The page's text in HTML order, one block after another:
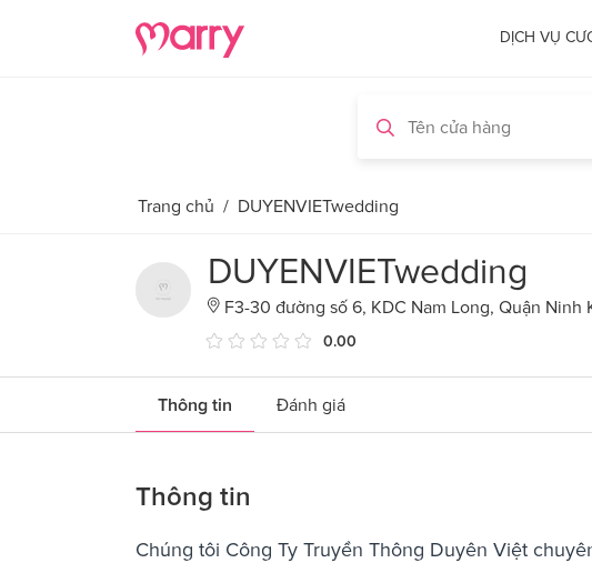
DỊCH VỤ
Trang chủ / DUYENVIETwedding
DUYENVIETwedding
F3-30 đường số 6, KDC Nam Long, Quận Ninh
0.00
Thông tin Đánh giá
Thông tin
Chúng tôi Công Ty Truyền Thông Duyên Việt